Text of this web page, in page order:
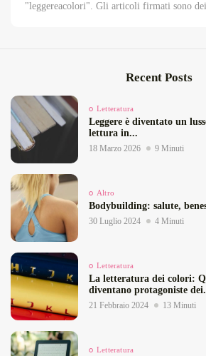
"leggereacolori". Gli articoli firmati sono
Recent Posts
Letteratura
Leggere è diventato un
lettura in...
18 Marzo 2026 9 Minuti
Altro
Bodybuilding: salute,
30 Luglio 2024 4 Minuti
Letteratura
La letteratura dei colori:
diventano protagoniste
21 Febbraio 2024 13 Minuti
Letteratura